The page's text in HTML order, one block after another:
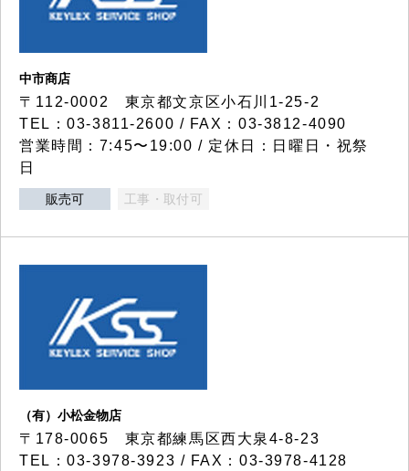
中市商店
〒112-0002 東京都文京区小石川1-25-2
TEL：03-3811-2600 / FAX：03-3812-4090
営業時間：7:45〜19:00 / 定休日：日曜日・祝祭
日
販売可 工事・取付可
（有）小松金物店
〒178-0065 東京都練馬区西大泉4-8-23
TEL：03-3978-3923 / FAX：03-3978-4128